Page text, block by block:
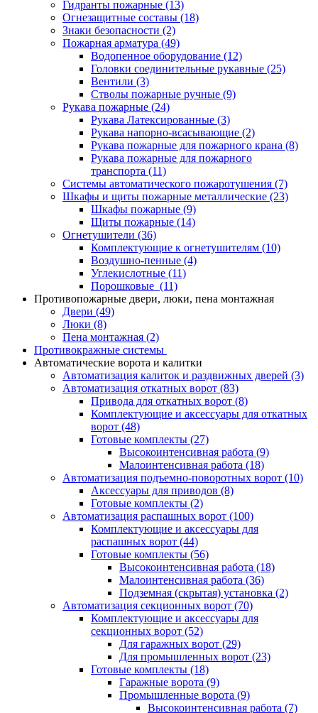
Гидранты пожарные (13)
Огнезащитные составы (18)
Знаки безопасности (2)
Пожарная арматура (49)
Водопенное оборудование (12)
Головки соединительные рукавные (25)
Вентили (3)
Стволы пожарные ручные (9)
Рукава пожарные (24)
Рукава Латексированные (3)
Рукава напорно-всасывающие (2)
Рукава пожарные для пожарного крана (8)
Рукава пожарные для пожарного
транспорта (11)
Системы автоматического пожаротушения (7)
Шкафы и щиты пожарные металлические (23)
Шкафы пожарные (9)
Щиты пожарные (14)
Огнетушители (36)
Комплектующие к огнетушителям (10)
Воздушно-пенные (4)
Углекислотные (11)
Порошковые (11)
Противопожарные двери, люки, пена монтажная
Двери (49)
Люки (8)
Пена монтажная (2)
Противокражные системы
Автоматические ворота и калитки
Автоматизация калиток и раздвижных дверей (3)
Автоматизация откатных ворот (83)
Привода для откатных ворот (8)
Комплектующие и аксессуары для откатных
ворот (48)
Готовые комплекты (27)
Высокоинтенсивная работа (9)
Малоинтенсивная работа (18)
Автоматизация подъемно-поворотных ворот (10)
Аксессуары для приводов (8)
Готовые комплекты (2)
Автоматизация распашных ворот (100)
Комплектующие и аксессуары для
распашных ворот (44)
Готовые комплекты (56)
Высокоинтенсивная работа (18)
Малоинтенсивная работа (36)
Подземная (скрытая) установка (2)
Автоматизация секционных ворот (70)
Комплектующие и аксессуары для
секционных ворот (52)
Для гаражных ворот (29)
Для промышленных ворот (23)
Готовые комплекты (18)
Гаражные ворота (9)
Промышленные ворота (9)
Высокоинтенсивная работа (7)